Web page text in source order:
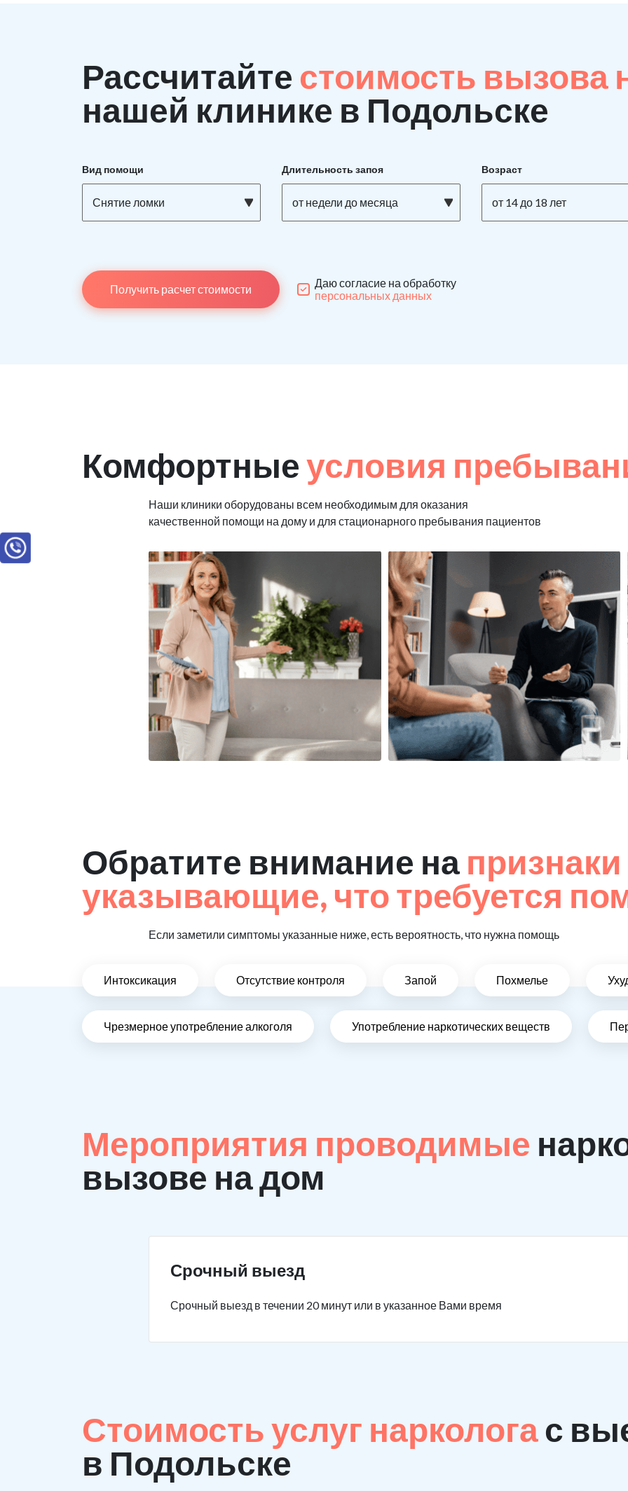
Рассчитайте стоимость вызова
нашей клинике в Подольске
Вид помощи
Снятие ломки
Длительность запоя
от недели до месяца
Возраст
от 14 до 18 лет
Получить расчет стоимости
Даю согласие на обработку
персональных данных
Комфортныеусловия
Наши клиники оборудованы всем необходимым для оказания
качественной помощи на дому и для стационарного пребывания пациентов
Обратите внимание на признаки
указывающие, что требуется
Если заметили симптомы указанные ниже, есть вероятность, что нужна помощь
Интоксикация Отсутствие контроля Запой Похмелье
Чрезмерное употребление алкоголя Употребление наркотических веществ
Мероприятия проводимые
вызове на дом
Срочный выезд
Срочный выезд в течении 20 минут или в указанное Вами время
Стоимость услуг наркологас
в Подольске